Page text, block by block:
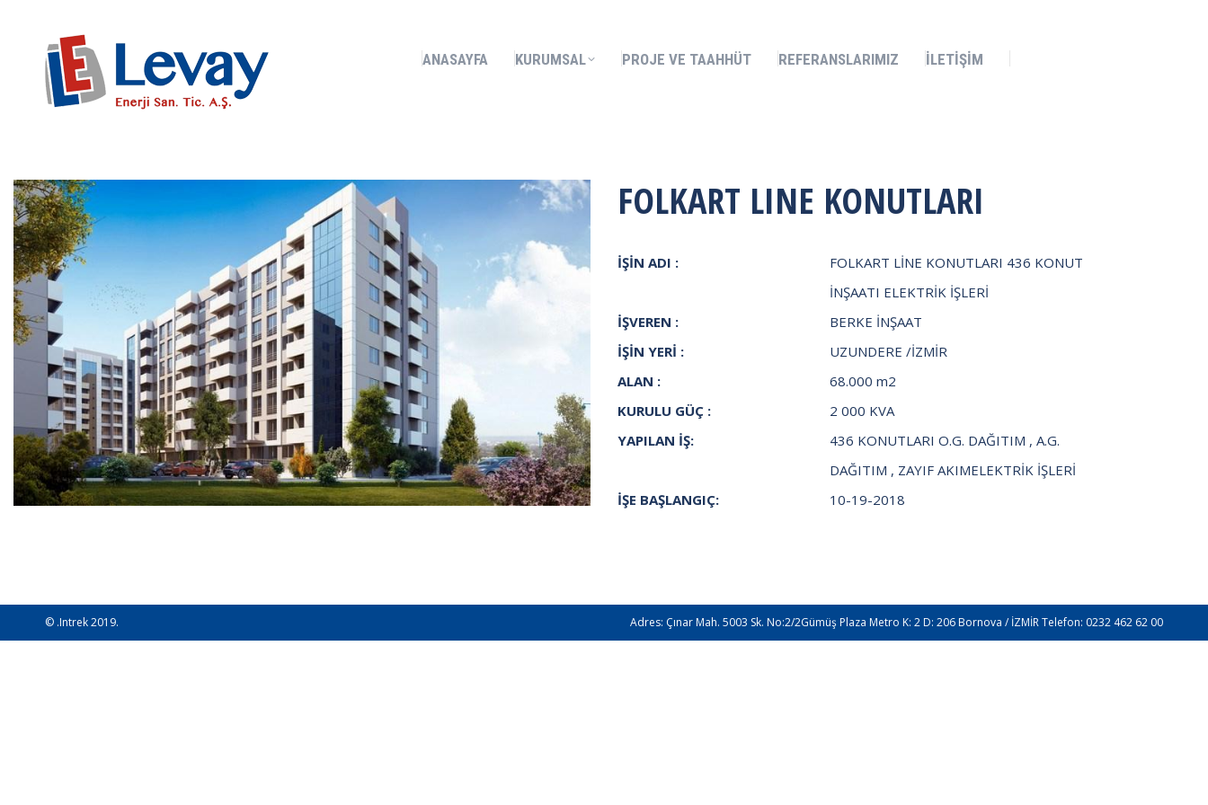
ANASAYFA KURUMSAL PROJE VE TAAHHÜT REFERANSLARIMIZ İLETİŞİM
FOLKART LINE KONUTLARI
İŞİN ADI :
İŞVEREN :
İŞİN YERİ :
ALAN :
KURULU GÜÇ :
YAPILAN İŞ:
İŞE BAŞLANGIÇ:
FOLKART LİNE KONUTLARI 436 KONUT
İNŞAATI ELEKTRİK İŞLERİ
BERKE İNŞAAT
UZUNDERE /İZMİR
68.000 m2
2 000 KVA
436 KONUTLARI O.G. DAĞITIM , A.G.
DAĞITIM , ZAYIF AKIMELEKTRİK İŞLERİ
10-19-2018
© .Intrek 2019. Adres: Çınar Mah. 5003 Sk. No:2/2Gümüş Plaza Metro K: 2 D: 206 Bornova / İZMİR Telefon: 0232 462 62 00